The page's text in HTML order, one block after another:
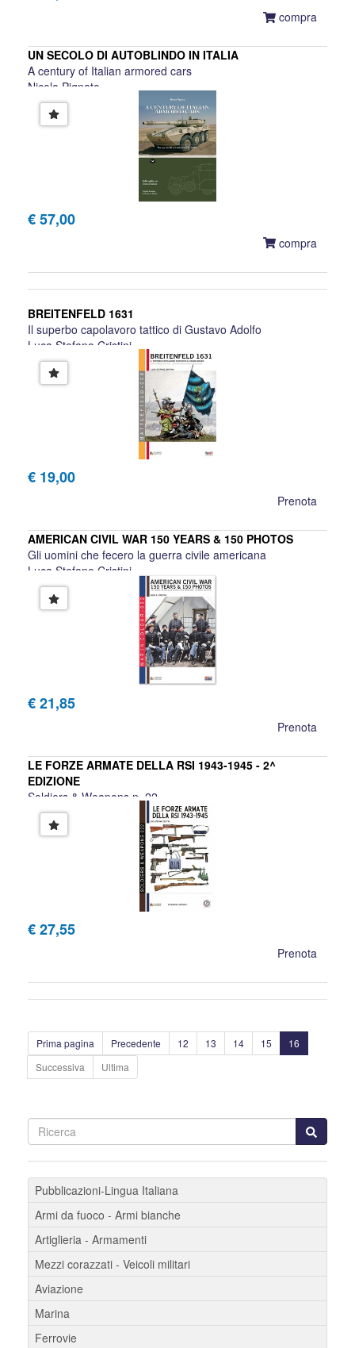
compra
UN SECOLO DI AUTOBLINDO IN ITALIA
A century of Italian armored cars
Nicola Pignato
€ 57,00
compra
BREITENFELD 1631
Il superbo capolavoro tattico di Gustavo Adolfo
Luca Stefano Cristini
€ 19,00
Prenota
AMERICAN CIVIL WAR 150 YEARS & 150 PHOTOS
Gli uomini che fecero la guerra civile americana
Luca Stefano Cristini
€ 21,85
Prenota
LE FORZE ARMATE DELLA RSI 1943-1945 - 2^
EDIZIONE
Soldiers & Weapons n. 22
Luca Stefano Cristini
€ 27,55
Prenota
Prima pagina Precedente 12 13 14 15
16
Successiva
Ultima
Pubblicazioni-Lingua Italiana
Armi da fuoco - Armi bianche
Artiglieria - Armamenti
Mezzi corazzati - Veicoli militari
Aviazione
Marina
Ferrovie